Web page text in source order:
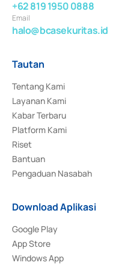
+62 819 1950 0888
Email
halo@bcasekuritas.id
Tautan
Tentang Kami
Layanan Kami
Kabar Terbaru
Platform Kami
Riset
Bantuan
Pengaduan Nasabah
Download Aplikasi
Google Play
App Store
Windows App